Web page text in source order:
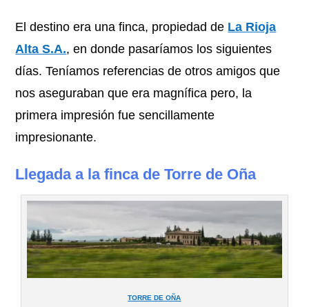
El destino era una finca, propiedad de La Rioja
Alta S.A., en donde pasaríamos los siguientes
días. Teníamos referencias de otros amigos que
nos aseguraban que era magnífica pero, la
primera impresión fue sencillamente
impresionante.
Llegada a la finca de Torre de Oña
TORRE DE OÑA